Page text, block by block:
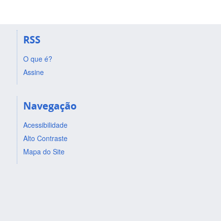
RSS
O que é?
Assine
Navegação
Acessibilidade
Alto Contraste
Mapa do Site